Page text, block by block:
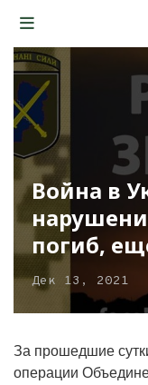
Война в
погиб,
Дек 13, 2021
За прошедшие
операции